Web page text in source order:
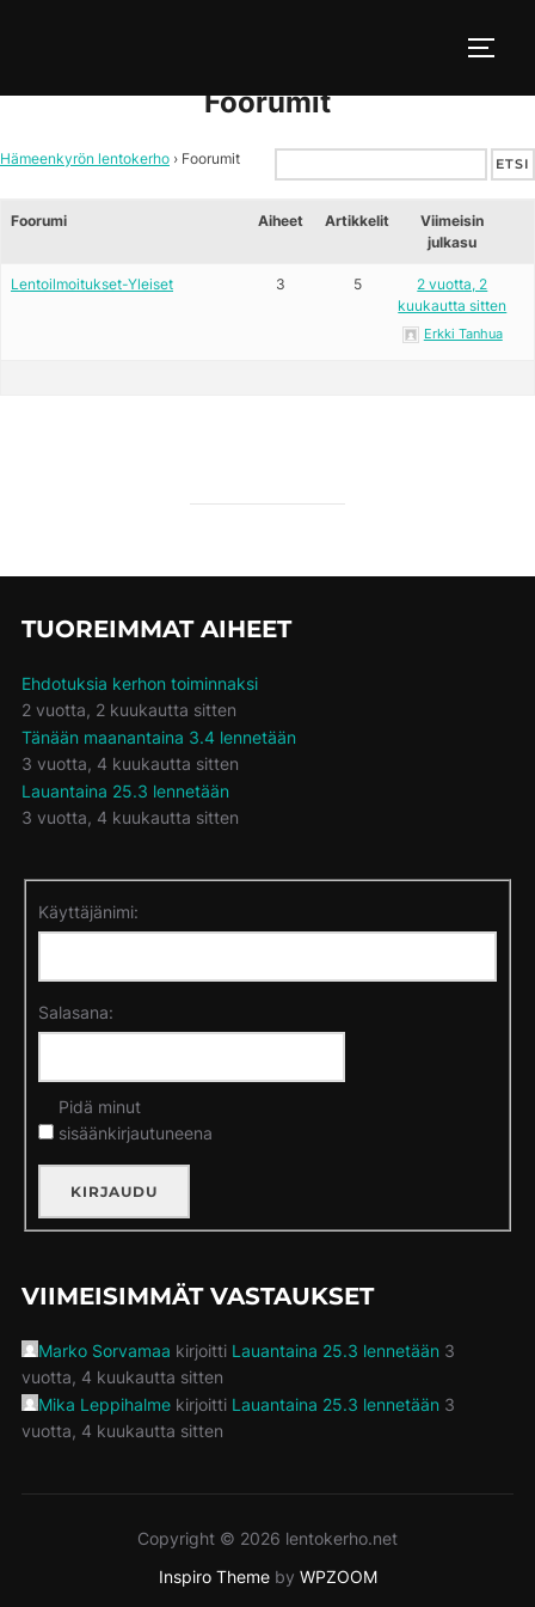
Foorumit
Hämeenkyrön lentokerho › Foorumit
Foorumi Aiheet Artikkelit
Viimeisin
julkasu
Lentoilmoitukset-Yleiset 3 5
2 vuotta, 2
kuukautta sitten
Erkki Tanhua
TUOREIMMAT AIHEET
Ehdotuksia kerhon toiminnaksi
2 vuotta, 2 kuukautta sitten
Tänään maanantaina 3.4 lennetään
3 vuotta, 4 kuukautta sitten
Lauantaina 25.3 lennetään
3 vuotta, 4 kuukautta sitten
Käyttäjänimi:
Salasana:
Pidä minut
sisäänkirjautuneena
KIRJAUDU
VIIMEISIMMÄT VASTAUKSET
Marko Sorvamaa kirjoitti Lauantaina 25.3 lennetään 3
vuotta, 4 kuukautta sitten
Mika Leppihalmekirjoitti Lauantaina 25.3 lennetään 3
vuotta, 4 kuukautta sitten
Copyright © 2026 lentokerho.net
Inspiro Themeby WPZOOM